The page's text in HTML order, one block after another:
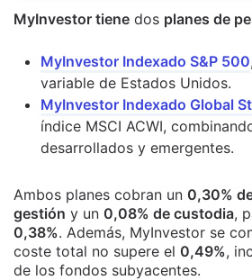
MyInvestor tiene dos planes de
MyInvestor Indexado S&P 500
variable de Estados Unidos.
MyInvestor Indexado Global
índice MSCI ACWI,
desarrollados y emergentes.
Ambos planes cobran un 0,30%
gestión y un 0,08% de custodia,
0,38%. Además, MyInvestor se
coste total no supere el 0,49%,
de los fondos subyacentes.